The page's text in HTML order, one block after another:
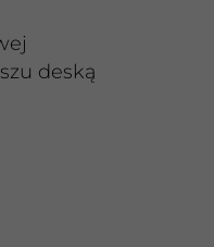
deską